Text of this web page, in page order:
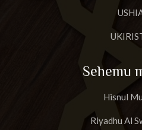
Sehemu
Hisnul
Riyadhu Al